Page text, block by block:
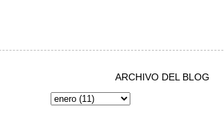
ARCHIVO DEL BLOG